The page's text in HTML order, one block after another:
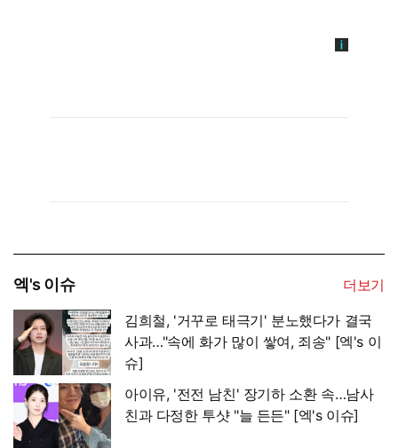
엑's 이슈
더보기
김희철, '거꾸로 태극기' 분노했다가 결국
사과…"속에 화가 많이 쌓여, 죄송" [엑's 이
슈]
아이유, '전전 남친' 장기하 소환 속…남사
친과 다정한 투샷 "늘 든든" [엑's 이슈]